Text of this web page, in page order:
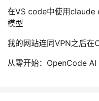
在VS code中使用
模型
我的网站连同VPN之后在
从零开始：OpenCode